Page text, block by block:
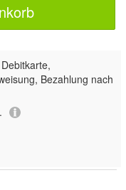
Bezahlung nach